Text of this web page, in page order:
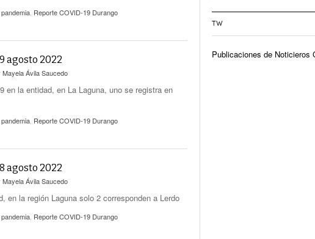
pandemia Reporte COVID-19 Durango
agosto 2022
Mayela Ávila Saucedo
en la entidad, en La Laguna, uno se registra en
pandemia Reporte COVID-19 Durango
agosto 2022
Mayela Ávila Saucedo
en la región Laguna solo 2 corresponden a Lerdo
pandemia Reporte COVID-19 Durango
TW
Publicaciones de Noticieros